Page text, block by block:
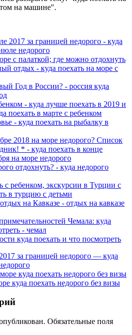
на машине".
2017 за границей недорого - куда
недорого
с палаткой; где можно отдохнуть
отдых - куда поехать на море с
Год в России? - россия куда
- куда лучше поехать в 2019 и
поехать в марте с ребенком
- куда поехать на рыбалку в
2018 на море недорого? Список
* - куда поехать в конце
на море недорого
отдохнуть? - куда недорого
с ребенком, экскурсии в Турции с
в турцию с детьми
на Кавказе - отдых на кавказе
Чемала: куда
- чемал
куда поехать и что посмотреть
за границей недорого — куда
куда поехать недорого без визы
куда поехать недорого без визы
Обязательные поля